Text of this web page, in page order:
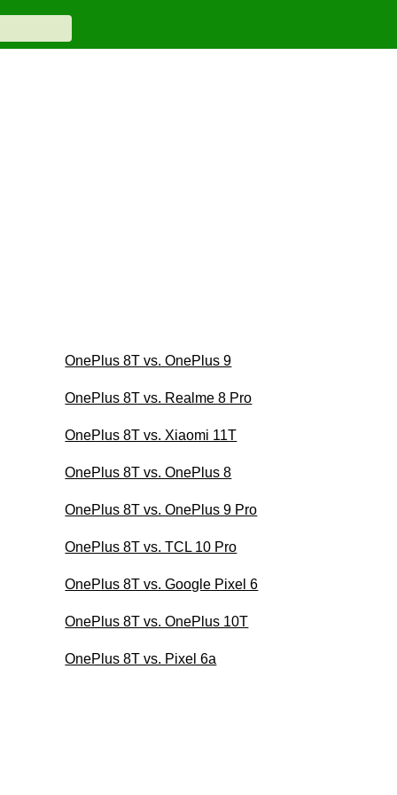
OnePlus 8T vs. OnePlus 9
OnePlus 8T vs. Realme 8 Pro
OnePlus 8T vs. Xiaomi 11T
OnePlus 8T vs. OnePlus 8
OnePlus 8T vs. OnePlus 9 Pro
OnePlus 8T vs. TCL 10 Pro
OnePlus 8T vs. Google Pixel 6
OnePlus 8T vs. OnePlus 10T
OnePlus 8T vs. Pixel 6a